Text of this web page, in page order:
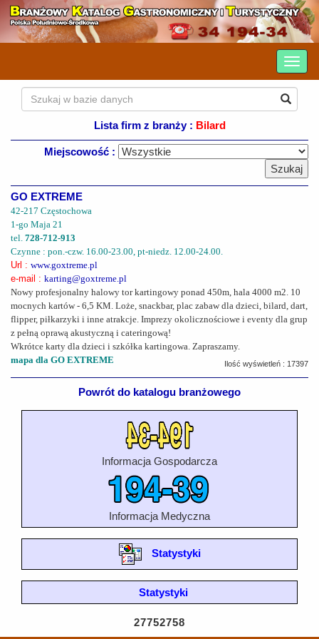
Lista firm z branży : Bilard
Miejscowość :
GO EXTREME
42-217 Częstochowa
1-go Maja 21
tel. 728-712-913
Czynne : pon.-czw. 16.00-23.00, pt-niedz. 12.00-24.00.
Url : www.goxtreme.pl
e-mail : karting@goxtreme.pl
Nowy profesjonalny halowy tor kartingowy ponad 450m, hala 4000 m2. 10
mocnych kartów - 6,5 KM. Loże, snackbar, plac zabaw dla dzieci, bilard, dart,
flipper, piłkarzyki i inne atrakcje. Imprezy okolicznościowe i eventy dla grup
z pełną oprawą akustyczną i cateringową!
Wkrótce karty dla dzieci i szkółka kartingowa. Zapraszamy.
mapa dla GO EXTREME
Ilość wyświetleń : 17397
Powrót do katalogu branżowego
Informacja Gospodarcza
Informacja Medyczna
Statystyki
Statystyki
27752758